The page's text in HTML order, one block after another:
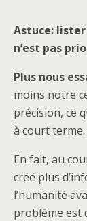
Astuce:
n’est pas
Plus nous
moins notre
précision, ce
à court terme.
En fait, au
créé plus
l’humanité
problème est